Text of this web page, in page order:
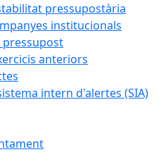
pressupostària
institucionals
pressupost
anteriors
intern d'alertes (SIA)